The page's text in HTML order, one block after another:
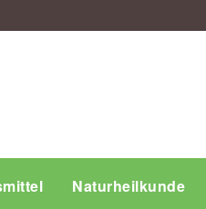
Naturheilkunde